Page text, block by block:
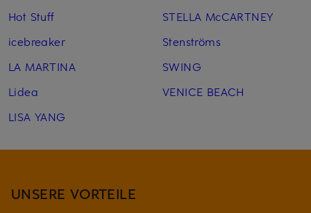
Hot Stuff
icebreaker
LA MARTINA
Lidea
LISA YANG
STELLA McCARTNEY
Stenströms
SWING
VENICE BEACH
UNSERE VORTEILE